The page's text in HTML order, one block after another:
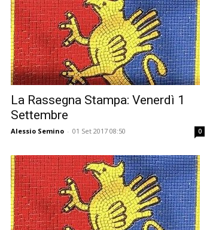
La Rassegna Stampa: Venerdì 1
Settembre
Alessio Semino - 01 Set 2017 08:50 0